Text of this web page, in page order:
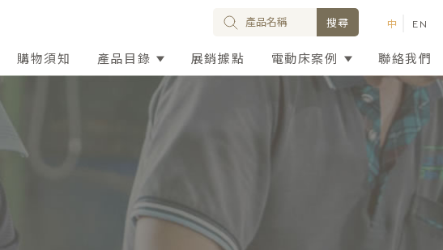
購物須知 產品目錄 展銷據點 電動床案例 聯絡我們